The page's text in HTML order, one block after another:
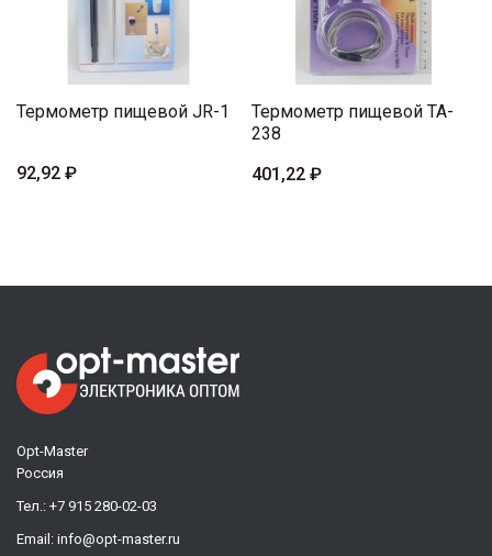
Термометр пищевой JR-1
92,92 ₽
Термометр пищевой TA-
238
401,22 ₽
Opt-Master
Россия
Тел.: +7 915 280-02-03
Email: info@opt-master.ru